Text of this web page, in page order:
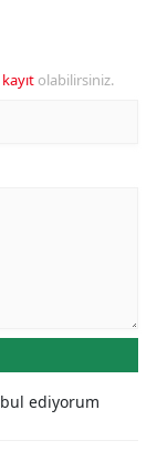
kayıt olabilirsiniz.
ediyorum